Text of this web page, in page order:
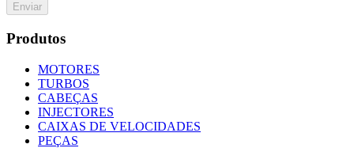
Enviar
Produtos
MOTORES
TURBOS
CABEÇAS
INJECTORES
CAIXAS DE VELOCIDADES
PEÇAS